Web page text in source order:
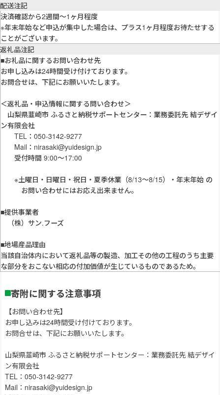
配送注記
決済確認から2週間〜1ヶ月程度
※年末年始など申込が集中した場合は、プラス1ヶ月程度お待たせする
ことがございます。
返礼品注記
■お礼品に関するお問い合わせ先
お申し込みは24時間受け付けております。
お問合せは、下記にお願いいたします。
＜返礼品・申込情報に関する問い合わせ＞
山梨県韮崎市 ふるさと納税サポートセンター：業務委託先 結デザイ
ン有限会社
TEL：050-3142-9277
Mail：nirasaki@yuidesign.jp
受付時間 9:00〜17:00
※土曜日・日曜日・祝日・夏季休業（8/13〜8/15）・年末年始 の
お問い合わせにはお応え出来ません。
■提供事業者
（株）サン.フーズ
■地場産品理由
当該自治体内において返礼品等の製造、加工その他の工程のうち主要
な部分をおこない相応の付加価値が生じているものであるため。
寄附に関する注意事項
【お問い合わせ先】
お申し込みは24時間受け付けております。
お問合せは、下記にお願いいたします。
山梨県韮崎市 ふるさと納税サポートセンター：業務委託先 結デザイ
ン有限会社
TEL：050-3142-9277
Mail：nirasaki@yuidesign.jp